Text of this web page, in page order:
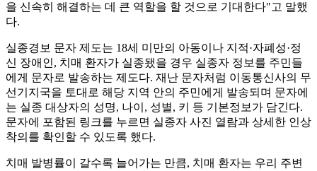
을 신속히 해결하는 데 큰 역할을 할 것으로 기대한다"고 말했
다.
실종경보 문자 제도는 18세 미만의 아동이나 지적·자폐성·정
신 장애인, 치매 환자가 실종됐을 경우 실종자 정보를 주민들
에게 문자로 발송하는 제도다. 재난 문자처럼 이동통신사의 무
선기지국을 토대로 해당 지역 안의 주민에게 발송되며 문자에
는 실종 대상자의 성명, 나이, 성별, 키 등 기본정보가 담긴다.
문자에 포함된 링크를 누르면 실종자 사진 열람과 상세한 인상
착의를 확인할 수 있도록 했다.
치매 발병률이 갈수록 늘어가는 만큼, 치매 환자는 우리 주변